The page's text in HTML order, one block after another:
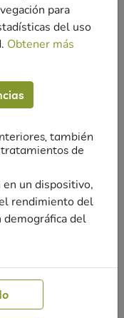
tenir un nivell C2
el certificat oficial.
ritme", així que:
quan tu vulguis
per dia, hora i
para
del uso
Obtener más
también
de
en un dispositivo,
rendimiento del
demográfica del